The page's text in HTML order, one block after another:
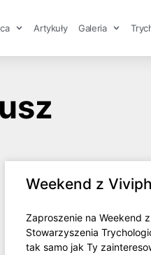
Artykuły Galeria
Weekend z
Zaproszenie na Weekend
Stowarzyszenia
tak samo jak Ty